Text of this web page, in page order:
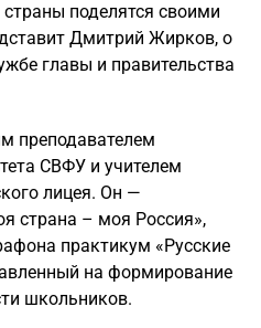
поделятся своими
Дмитрий Жирков, о
главы и правительства
преподавателем
СВФУ и учителем
лицея. Он —
страна – моя Россия»,
практикум «Русские
на формирование
школьников.